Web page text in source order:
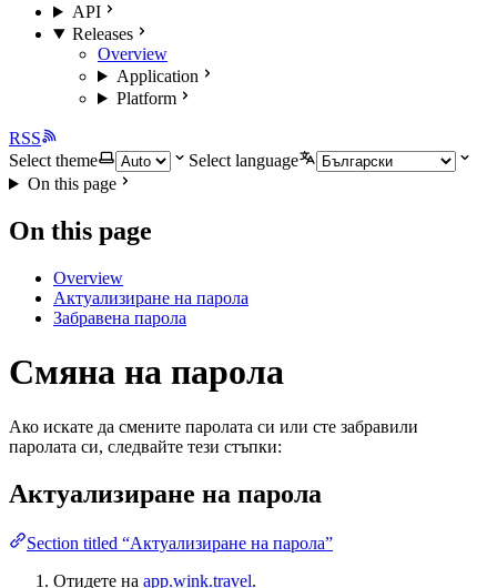
API
Releases
Overview
Application
Platform
RSS
Select theme
Select language
On this page
On this page
Overview
Актуализиране на парола
Забравена парола
Смяна на парола
Ако искате да смените паролата си или сте забравили
паролата си, следвайте тези стъпки:
Актуализиране на парола
Section titled “Актуализиране на парола”
Отидете на app.wink.travel.